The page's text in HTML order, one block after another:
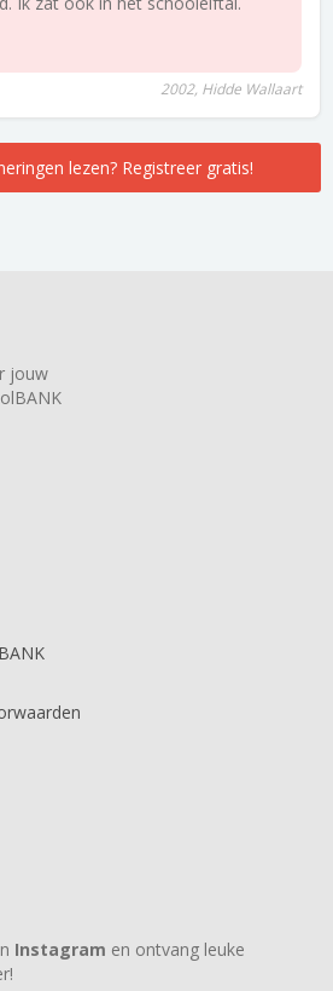
2002, Hidde Wallaart
lezen? Registreer gratis!
jouw
Instagram en ontvang leuke